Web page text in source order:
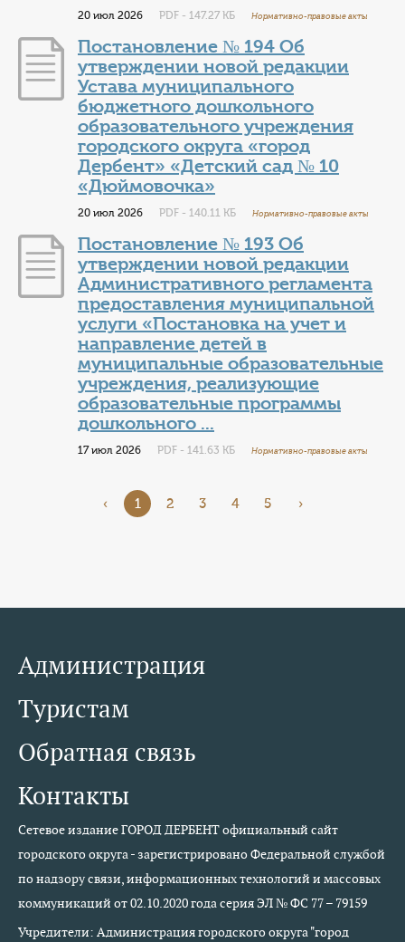
20 июл 2026 PDF - 147.27 КБ Нормативно-правовые акты
Постановление № 194 Об
утверждении новой редакции
Устава муниципального
бюджетного дошкольного
образовательного учреждения
городского округа «город
Дербент» «Детский сад № 10
«Дюймовочка»
20 июл 2026 PDF - 140.11 КБ Нормативно-правовые акты
Постановление № 193 Об
утверждении новой редакции
Административного регламента
предоставления муниципальной
услуги «Постановка на учет и
направление детей в
муниципальные образовательные
учреждения, реализующие
образовательные программы
дошкольного ...
17 июл 2026 PDF - 141.63 КБ Нормативно-правовые акты
‹ 1 2 3 4 5 ›
Администрация
Туристам
Обратная связь
Контакты
Сетевое издание ГОРОД ДЕРБЕНТ официальный сайт
городского округа - зарегистрировано Федеральной службой
по надзору связи, информационных технологий и массовых
коммуникаций от 02.10.2020 года серия ЭЛ № ФС 77 – 79159
Учредители: Администрация городского округа "город